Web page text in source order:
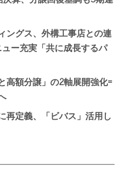
ングス、外構工事店との連
ー充実「共に成長するパ
高額分譲」の2軸展開強化=
再定義、「ビバス」活用し